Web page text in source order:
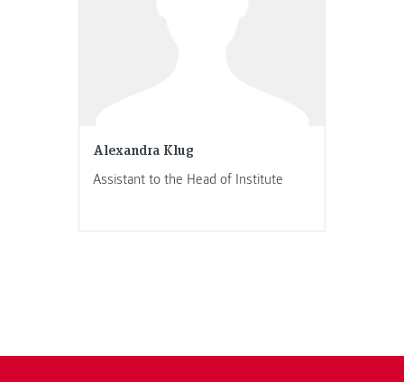
Alexandra Klug
Assistant to the Head of Institute